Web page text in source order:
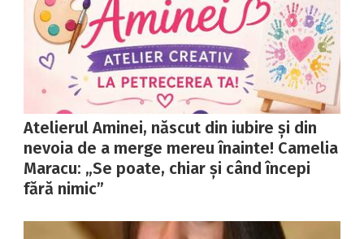
Atelierul Aminei, născut din iubire și din
nevoia de a merge mereu înainte! Camelia
Maracu: „Se poate, chiar și când începi
fără nimic”